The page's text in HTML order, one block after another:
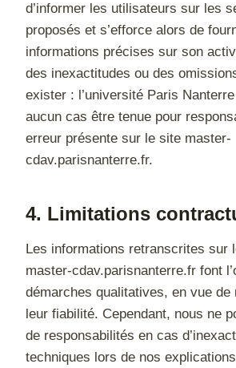
d’informer les utilisateurs sur les
proposés et s’efforce alors de
informations précises sur son
des inexactitudes ou des
exister : l’université Paris
aucun cas être tenue pour
erreur présente sur le site master-
cdav.parisnanterre.fr.
4. Limitations
Les informations retranscrites sur
master-cdav.parisnanterre.fr font
démarches qualitatives, en vue de
leur fiabilité. Cependant, nous ne
de responsabilités en cas
techniques lors de nos